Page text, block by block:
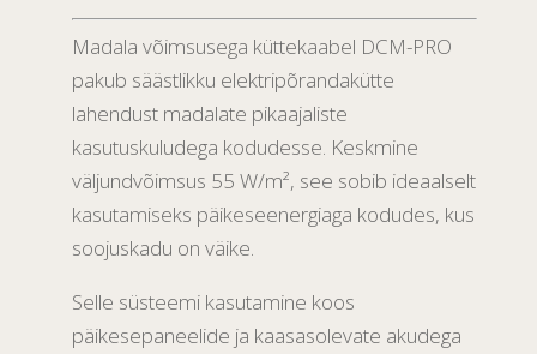
Madala võimsusega küttekaabel DCM-PRO
pakub säästlikku elektripõrandakütte
lahendust madalate pikaajaliste
kasutuskuludega kodudesse. Keskmine
väljundvõimsus 55 W/m², see sobib ideaalselt
kasutamiseks päikeseenergiaga kodudes, kus
soojuskadu on väike.
Selle süsteemi kasutamine koos
päikesepaneelide ja kaasasolevate akudega